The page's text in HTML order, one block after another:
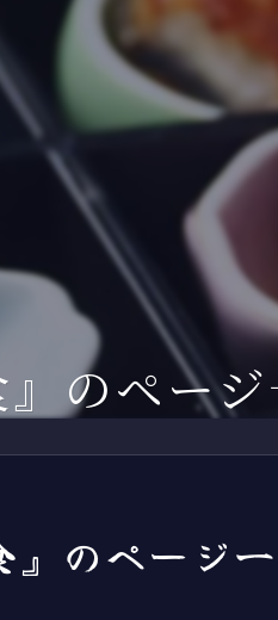
観光特使
濱長流・土佐の観光紹介
八千朗出汁
お座敷遊び
芸妓グッズ
美味しいお
CD・DVD
こぶ茶・梅
のペー
』のページ